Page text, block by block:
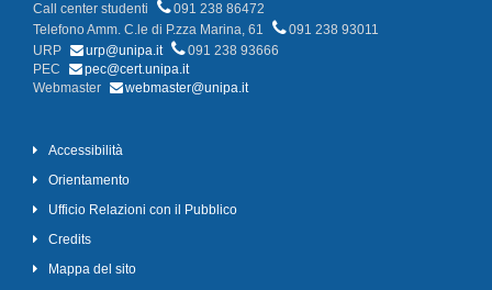
Call center studenti
091 238 86472
Telefono Amm. C.le di P.zza Marina, 61
091 238 93011
URP
urp@unipa.it
091 238 93666
PEC
pec@cert.unipa.it
Webmaster
webmaster@unipa.it
Accessibilità
Orientamento
Ufficio Relazioni con il Pubblico
Credits
Mappa del sito